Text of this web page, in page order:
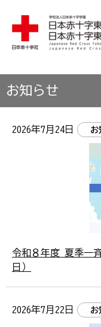
学校法人 日本赤十字
お知らせ
2026年7月24日 お
令和８年度 夏季一
日）
2026年7月22日 お